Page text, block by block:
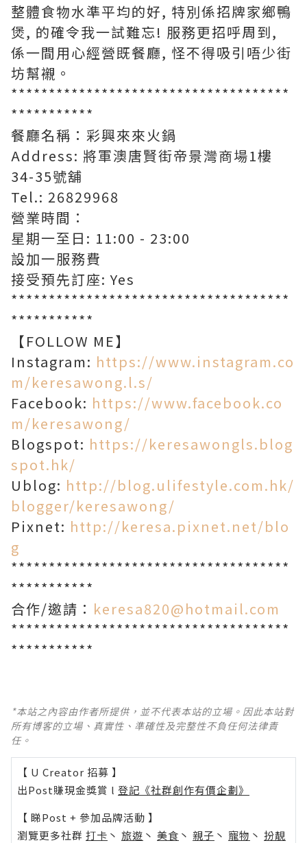
整體食物水準平均的好, 特別係招牌家鄉鴨
煲, 的確令我一試難忘! 服務更招呼周到,
係一間用心經營既餐廳, 怪不得吸引唔少街
坊幫襯。
*************************************
***********
餐廳名稱：彩興來來火鍋
Address: 將軍澳唐賢街帝景灣商場1樓
34-35號舖
Tel.: 26829968
營業時間：
星期一至日: 11:00 - 23:00
設加一服務費
接受預先訂座: Yes
*************************************
***********
【FOLLOW ME】
Instagram: https://www.instagram.co
m/keresawong.l.s/
Facebook: https://www.facebook.co
m/keresawong/
Blogspot: https://keresawongls.blog
spot.hk/
Ublog: http://blog.ulifestyle.com.hk/
blogger/keresawong/
Pixnet: http://keresa.pixnet.net/blo
g
*************************************
***********
合作/邀請： keresa820@hotmail.com
*************************************
***********
*本站之內容由作者所提供，並不代表本站的立場。因此本站對
所有博客的立場、真實性、準確性及完整性不負任何法律責
任。
【 U Creator 招募 】
出Post賺現金獎賞 l 登記《社群創作有價企劃》
【 睇Post + 參加品牌活動 】
瀏覽更多社群 打卡 丶 旅遊 丶 美食 丶 親子 丶 寵物 丶 扮靚